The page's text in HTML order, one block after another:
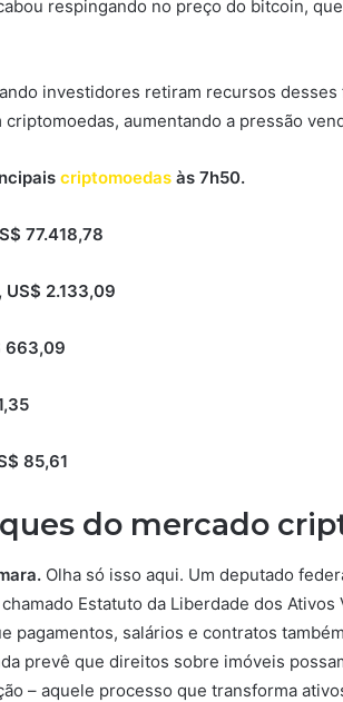
respingando no preço do bitcoin,
investidores retiram recursos
aumentando a pressão
criptomoedas às 7h50.
77.418,78
US$ 2.133,09
663,09
85,61
do mercado
Olha só isso aqui. Um deputado
Estatuto da Liberdade dos
pagamentos, salários e contratos
prevê que direitos sobre imóveis
– aquele processo que transforma